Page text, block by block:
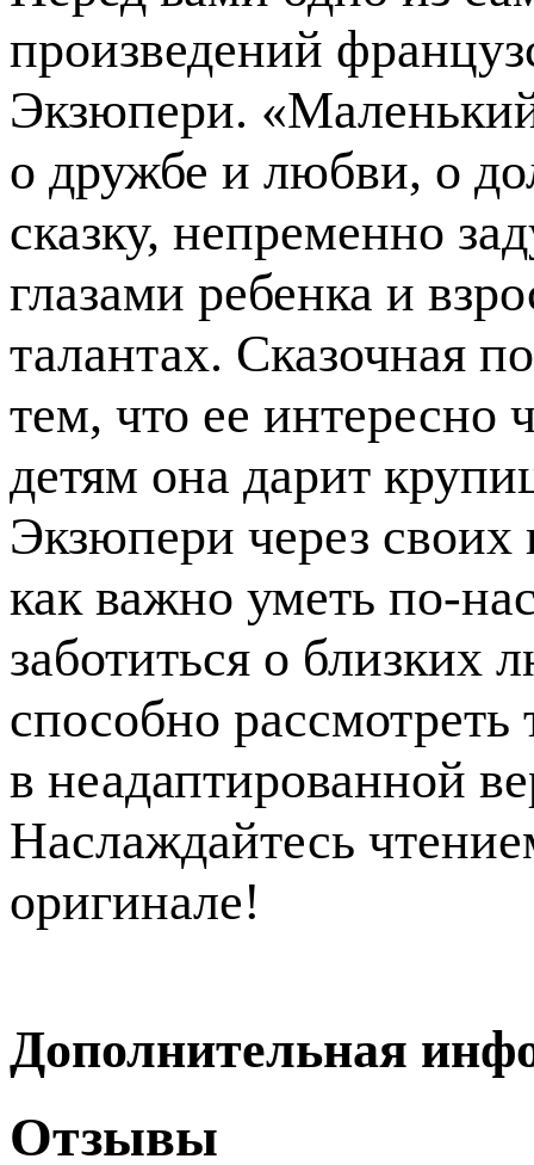
произведений
Экзюпери.
о дружбе и любви, о
сказку, непременно
глазами ребенка и
талантах. Сказочная
тем, что ее интересно
детям она дарит
Экзюпери через
как важно уметь по-
заботиться о близких
способно рассмотреть
в неадаптированной
Наслаждайтесь
оригинале!
Дополнительная
Отзывы